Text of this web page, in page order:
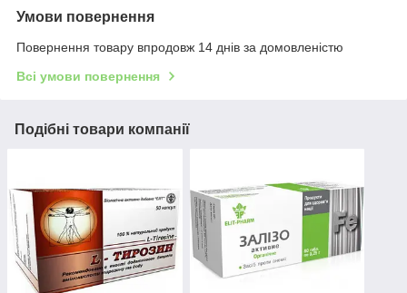
Умови повернення
Повернення товару впродовж 14 днів за домовленістю
Всі умови повернення
Подібні товари компанії